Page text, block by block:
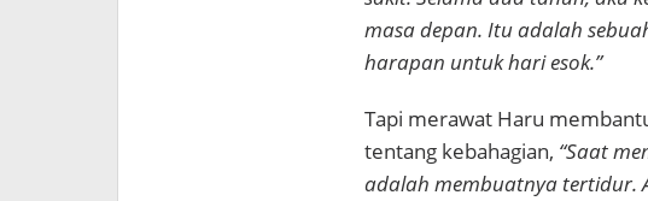
masa depan. Itu adalah
harapan untuk hari esok.”
Tapi merawat Haru
tentang kebahagian, “Saat
adalah membuatnya tertidur.